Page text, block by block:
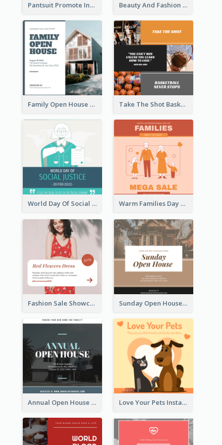
Pantsuit Promote Instagram Post Beauty And Fashion Inspirational Quote Instagram Post
Family Open House Registration Instagram Post Take The Shot Basketball Instagram Post
World Day Of Social Justice Instagram Post Warm Families Day Sales Instagram Post
Fashion Sale Showcase Instagram Post Sunday Open House Instagram Post
Annual Open House Instagram Post Love Your Pets Instagram Post